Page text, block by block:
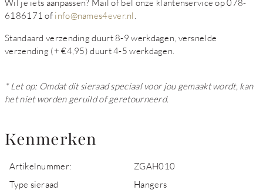
Wil je iets aanpassen? Mail of bel onze klantenservice op 078-
6186171 of info@names4ever.nl
Standaard verzending duurt 8-9 werkdagen, versnelde
verzending (+ €4,95) duurt 4-5 werkdagen.
* Let op: Omdat dit sieraad speciaal voor jou gemaakt wordt, kan
het niet worden geruild of geretourneerd.
Kenmerken
Artikelnummer:
ZGAH010
Type sieraad
Hangers